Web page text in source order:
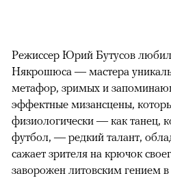
Режиссер Юрий Бутусов
Някрошюса — мастера
метафор, зримых и
эффектные мизансцены,
физиологически — как танец,
футбол, — редкий талант,
сажает зрителя на крючок
заворожен литовским гением